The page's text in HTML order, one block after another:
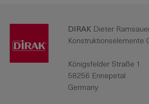
DIRAK Dieter
Konstruktionselemente
Königsfelder Straße 1
58256 Ennepetal
Germany